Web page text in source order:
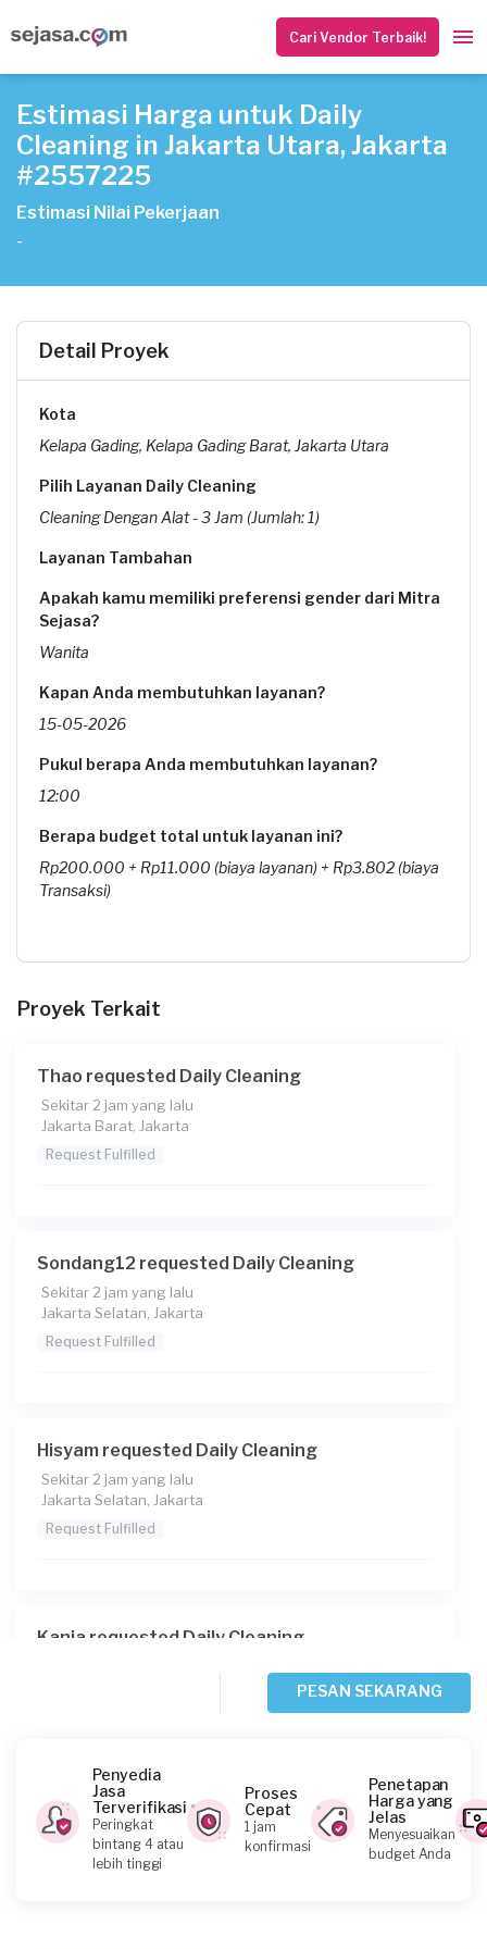
Cari Vendor Terbaik!
Estimasi Harga untuk Daily
Cleaning in Jakarta Utara, Jakarta
#2557225
Estimasi Nilai Pekerjaan
-
Detail Proyek
Kota
Kelapa Gading, Kelapa Gading Barat, Jakarta Utara
Pilih Layanan Daily Cleaning
Cleaning Dengan Alat - 3 Jam (Jumlah: 1)
Layanan Tambahan
Apakah kamu memiliki preferensi gender dari Mitra
Sejasa?
Wanita
Kapan Anda membutuhkan layanan?
15-05-2026
Pukul berapa Anda membutuhkan layanan?
12:00
Berapa budget total untuk layanan ini?
Rp200.000 + Rp11.000 (biaya layanan) + Rp3.802 (biaya
Transaksi)
Proyek Terkait
Thao requested Daily Cleaning
Sekitar 2 jam yang lalu
Jakarta Barat, Jakarta
Request Fulfilled
Sondang12 requested Daily Cleaning
Sekitar 2 jam yang lalu
Jakarta Selatan, Jakarta
Request Fulfilled
Hisyam requested Daily Cleaning
Sekitar 2 jam yang lalu
Jakarta Selatan, Jakarta
Request Fulfilled
Kania requested Daily Cleaning
Aditia Dermawan requested Daily Cleaning
Sekitar 3 jam yang lalu
Jakarta Timur, Jakarta
PESAN SEKARANG
Penyedia
Jasa
Terverifikasi
Peringkat
bintang 4 atau
lebih tinggi
Proses
Cepat
1 jam
konfirmasi
Penetapan
Harga yang
Jelas
Menyesuaikan
budget Anda